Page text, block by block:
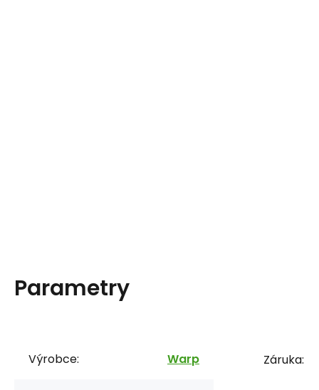
Parametry
Výrobce: Warp Záruka: